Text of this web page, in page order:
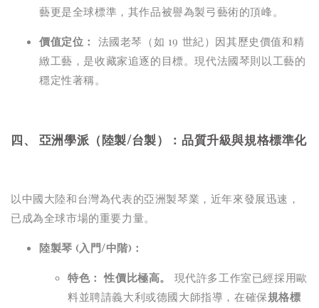
藝更是全球標準，其作品被譽為製弓藝術的頂峰。
價值定位： 法國老琴（如 19 世紀）因其歷史價值和精
緻工藝，是收藏家追逐的目標。現代法國琴則以工藝的
穩定性著稱。
四、 亞洲學派（陸製/台製）：品質升級與規格標準化
以中國大陸和台灣為代表的亞洲製琴業，近年來發展迅速，
已成為全球市場的重要力量。
陸製琴 (入門/中階)：
特色： 性價比極高。
現代許多工作室已經採用歐
料並聘請義大利或德國大師指導，在確保規格標